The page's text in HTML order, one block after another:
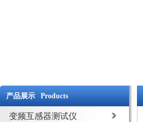
产品展示 Products
变频互感器测试仪